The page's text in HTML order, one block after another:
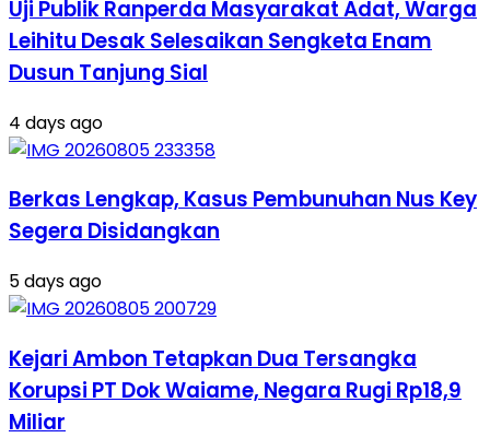
Uji Publik Ranperda Masyarakat Adat, Warga
Leihitu Desak Selesaikan Sengketa Enam
Dusun Tanjung Sial
4 days ago
Berkas Lengkap, Kasus Pembunuhan Nus Key
Segera Disidangkan
5 days ago
Kejari Ambon Tetapkan Dua Tersangka
Korupsi PT Dok Waiame, Negara Rugi Rp18,9
Miliar